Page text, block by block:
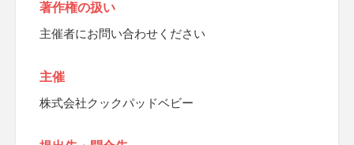
著作権の扱い
主催者にお問い合わせください
主催
株式会社クックパッドベビー